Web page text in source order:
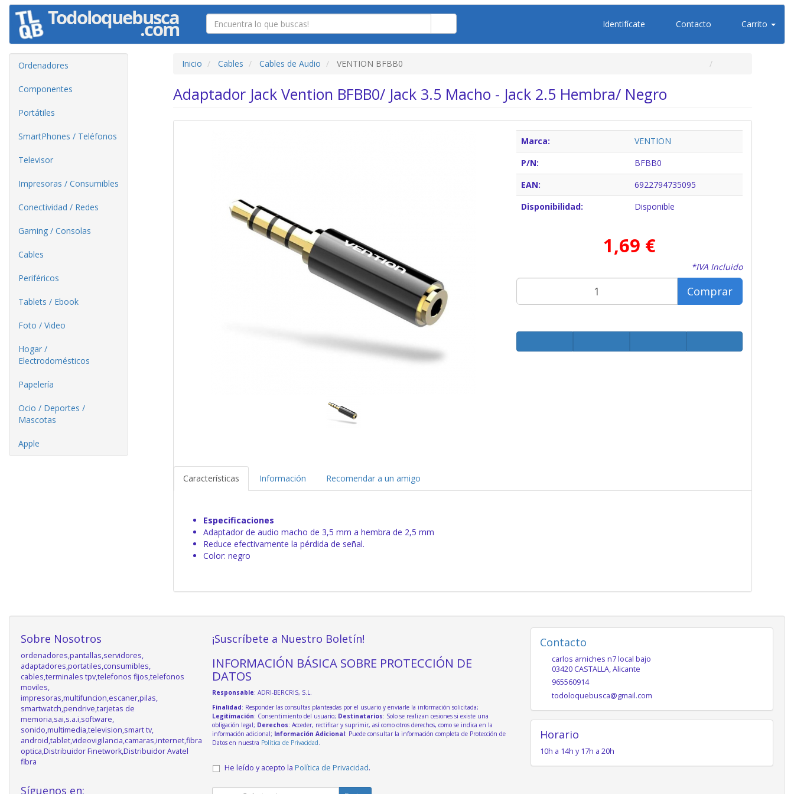
Identifícate Contacto Carrito
Ordenadores
Componentes
Portátiles
SmartPhones / Teléfonos
Televisor
Impresoras / Consumibles
Conectividad / Redes
Gaming / Consolas
Cables
Periféricos
Tablets / Ebook
Foto / Video
Hogar /
Electrodomésticos
Papelería
Ocio / Deportes /
Mascotas
Apple
Inicio Cables Cables de Audio VENTION BFBB0
Adaptador Jack Vention BFBB0/ Jack 3.5 Macho - Jack 2.5 Hembra/ Negro
Marca:
VENTION
P/N:
BFBB0
EAN:
6922794735095
Disponibilidad:
Disponible
1,69 €
*IVA Incluido
Comprar
Características Información Recomendar a un amigo
Especificaciones
Adaptador de audio macho de 3,5 mm a hembra de 2,5 mm
Reduce efectivamente la pérdida de señal.
Color: negro
Sobre Nosotros
ordenadores,pantallas,servidores,
adaptadores,portatiles,consumibles,
cables,terminales tpv,telefonos fijos,telefonos
moviles,
impresoras,multifuncion,escaner,pilas,
smartwatch,pendrive,tarjetas de
memoria,sai,s.a.i,software,
sonido,multimedia,television,smart tv,
android,tablet,videovigilancia,camaras,internet,fibra
optica,Distribuidor Finetwork,Distribuidor Avatel
fibra
Síguenos en:
¡Suscríbete a Nuestro Boletín!
INFORMACIÓN BÁSICA SOBRE PROTECCIÓN DE
DATOS
Responsable: ADRI-BERCRIS, S.L.
Finalidad: Responder las consultas planteadas por el usuario y enviarle la información solicitada;
Legitimación: Consentimiento del usuario; Destinatarios: Solo se realizan cesiones si existe una
obligación legal; Derechos: Acceder, rectificar y suprimir, así como otros derechos, como se indica en la
información adicional; Información Adicional: Puede consultar la información completa de Protección de
Datos en nuestra Política de Privacidad.
He leído y acepto la Política de Privacidad.
Contacto
carlos arniches n7 local bajo
03420 CASTALLA,Alicante
965560914
todoloquebusca@gmail.com
Horario
10h a 14h y 17h a 20h